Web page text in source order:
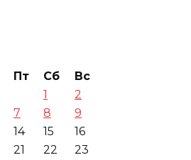
Пт Сб
Вс
1
2
7 8
9
14 15
16
21 22
23